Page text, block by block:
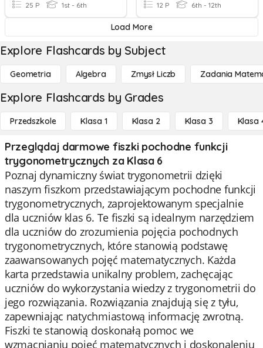
25 P 1st - 6th 12 P 6th - 12th
Load More
Explore Flashcards by Subject
Geometria Algebra Zmysł Liczb Zadania
Explore Flashcards by Grades
Przedszkole Klasa 1 Klasa 2 Klasa 3 Klasa
Przeglądaj darmowe fiszki pochodne funkcji
trygonometrycznych za Klasa 6
Poznaj dynamiczny świat trygonometrii dzięki
naszym fiszkom przedstawiającym pochodne funkcji
trygonometrycznych, zaprojektowanym specjalnie
dla uczniów klas 6. Te fiszki są idealnym narzędziem
dla uczniów do zrozumienia pojęcia pochodnych
trygonometrycznych, które stanowią podstawę
zaawansowanych pojęć matematycznych. Każda
karta przedstawia unikalny problem, zachęcając
uczniów do wykorzystania wiedzy z trygonometrii do
jego rozwiązania. Rozwiązania znajdują się z tyłu,
zapewniając natychmiastową informację zwrotną.
Fiszki te stanowią doskonałą pomoc we
wzmacnianiu pojęć matematycznych i doskonaleniu